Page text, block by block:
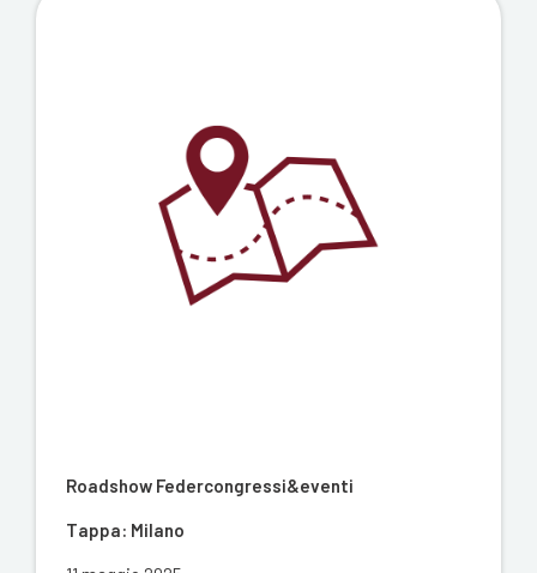
Roadshow Federcongressi&eventi
Tappa: Milano